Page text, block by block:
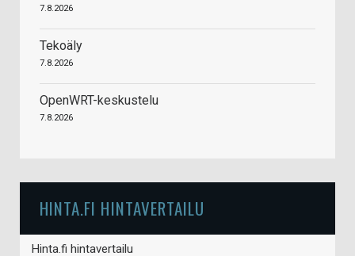
7.8.2026
Tekoäly
7.8.2026
OpenWRT-keskustelu
7.8.2026
HINTA.FI HINTAVERTAILU
Hinta.fi hintavertailu